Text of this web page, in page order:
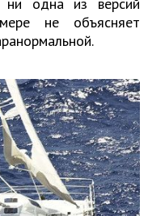
не объясняет